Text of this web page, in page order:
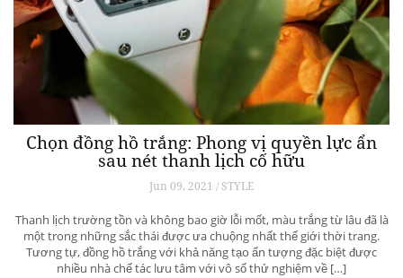
Chọn đồng hồ trắng: Phong vị quyền lực ẩn
sau nét thanh lịch cố hữu
Jun 09, 2021 / STYLE
Thanh lịch trường tồn và không bao giờ lỗi mốt, màu trắng từ lâu đã là
một trong những sắc thái được ưa chuộng nhất thế giới thời trang.
Tương tự, đồng hồ trắng với khả năng tạo ấn tượng đặc biệt được
nhiều nhà chế tác lưu tâm với vô số thử nghiệm về […]